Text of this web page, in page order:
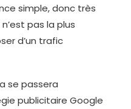
simple, donc très
pas la plus
d’un trafic
se passera
publicitaire Google